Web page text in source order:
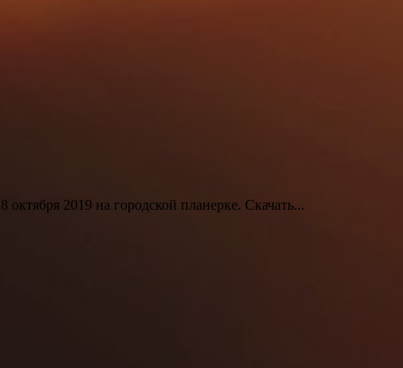
2019 на городской планерке. Скачать...